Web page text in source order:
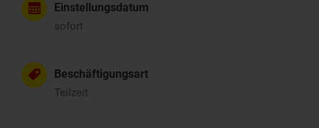
Einstellungsdatum
sofort
Beschäftigungsart
Teilzeit